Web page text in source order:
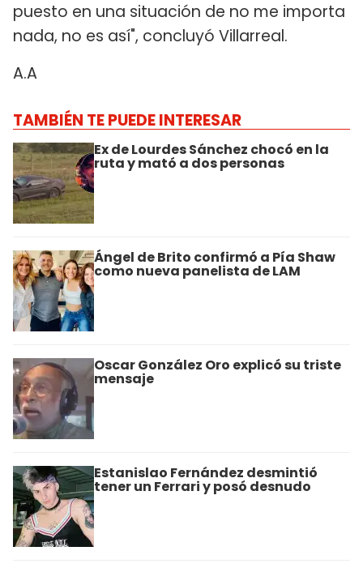
puesto en una situación de no me importa
nada, no es así", concluyó Villarreal.
A.A
TAMBIÉN TE PUEDE INTERESAR
Ex de Lourdes Sánchez chocó en la
ruta y mató a dos personas
Ángel de Brito confirmó a Pía Shaw
como nueva panelista de LAM
Oscar González Oro explicó su triste
mensaje
Estanislao Fernández desmintió
tener un Ferrari y posó desnudo